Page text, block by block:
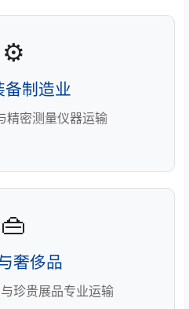
⚙️
备制造业
精密测量仪器运输
👜
奢侈品
珍贵展品专业运输